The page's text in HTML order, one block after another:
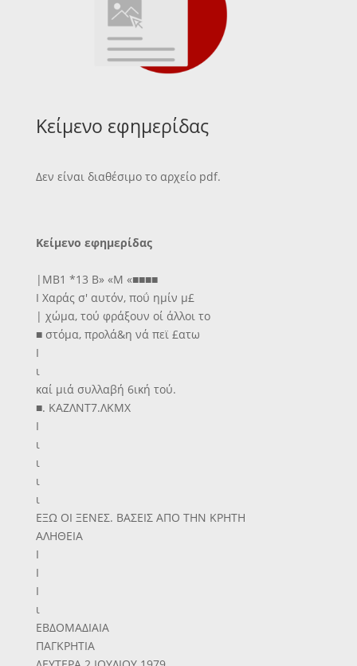
Κείμενο εφημερίδας
Δεν είναι διαθέσιμο το αρχείο pdf.
Κείμενο εφημερίδας
|ΜΒ1 *13 Β» «Μ «■■■■
Ι Χαράς σ' αυτόν, ποΰ ημίν μ£
| χώμα, τού φράξουν οί άλλοι το
■ στόμα, προλά&η νά πεϊ £ατω
Ι
ι
καί μιά συλλαβή 6ική τού.
■. ΚΑΖΛΝΤ7.ΛΚΜΧ
Ι
ι
ι
ι
ι
ΕΞΩ ΟΙ ΞΕΝΕΣ. ΒΑΣΕΙΣ ΑΠΟ ΤΗΝ ΚΡΗΤΗ
ΑΛΗΘΕΙΑ
Ι
Ι
Ι
ι
ΕΒΔΟΜΑΔΙΑΙΑ
ΠΑΓΚΡΗΤΙΑ